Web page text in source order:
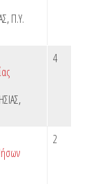
,Π.Υ.
,
4
2